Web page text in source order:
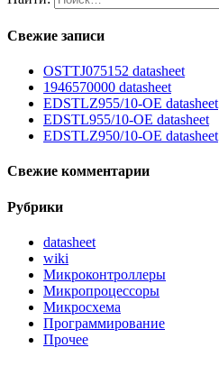
Свежие записи
OSTTJ075152 datasheet
1946570000 datasheet
EDSTLZ955/10-OE datasheet
EDSTL955/10-OE datasheet
EDSTLZ950/10-OE datasheet
Свежие комментарии
Рубрики
datasheet
wiki
Микроконтроллеры
Микропроцессоры
Микросхема
Программирование
Прочее